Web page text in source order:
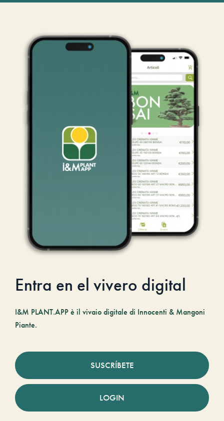
Entra en el vivero digital
I&M PLANT.APP è il vivaio digitale di Innocenti & Mangoni
Piante.
SUSCRÍBETE
LOGIN